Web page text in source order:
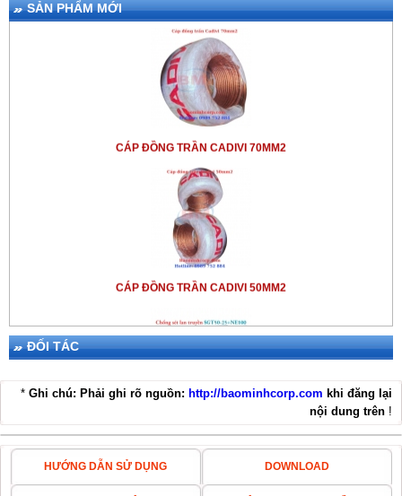
SẢN PHẨM MỚI
CÁP ĐỒNG TRẦN CADIVI 70MM2
CÁP ĐỒNG TRẦN CADIVI 50MM2
THIẾT BỊ CHỐNG SÉT LPI SGT50-25+NE100
ĐỐI TÁC
* Ghi chú: Phải ghi rõ nguồn: http://baominhcorp.com khi đăng lại
nội dung trên !
HƯỚNG DẪN SỬ DỤNG DOWNLOAD